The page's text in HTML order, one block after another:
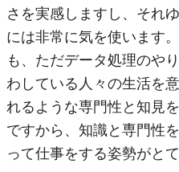
さを実感しますし、それ
には非常に気を使います
も、ただデータ処理のや
わしている人々の生活を
れるような専門性と知見
ですから、知識と専門性
って仕事をする姿勢がと